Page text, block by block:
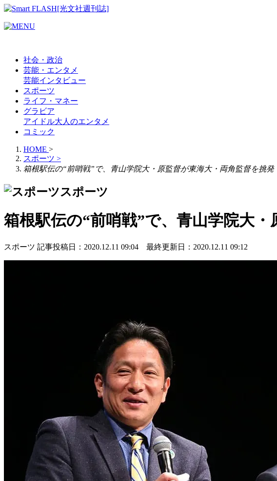
社会・政治
芸能・エンタメ
芸能インタビュー
スポーツ
ライフ・マネー
グラビア
アイドル大人のエンタメ
コミック
HOME >
スポーツ >
箱根駅伝の“前哨戦”で、青山学院大・原監督が東海大・両角監督を挑発
スポーツ
箱根駅伝の“前哨戦”で、青山学院大・
スポーツ 記事投稿日：2020.12.11 09:04 最終更新日：2020.12.11 09:12